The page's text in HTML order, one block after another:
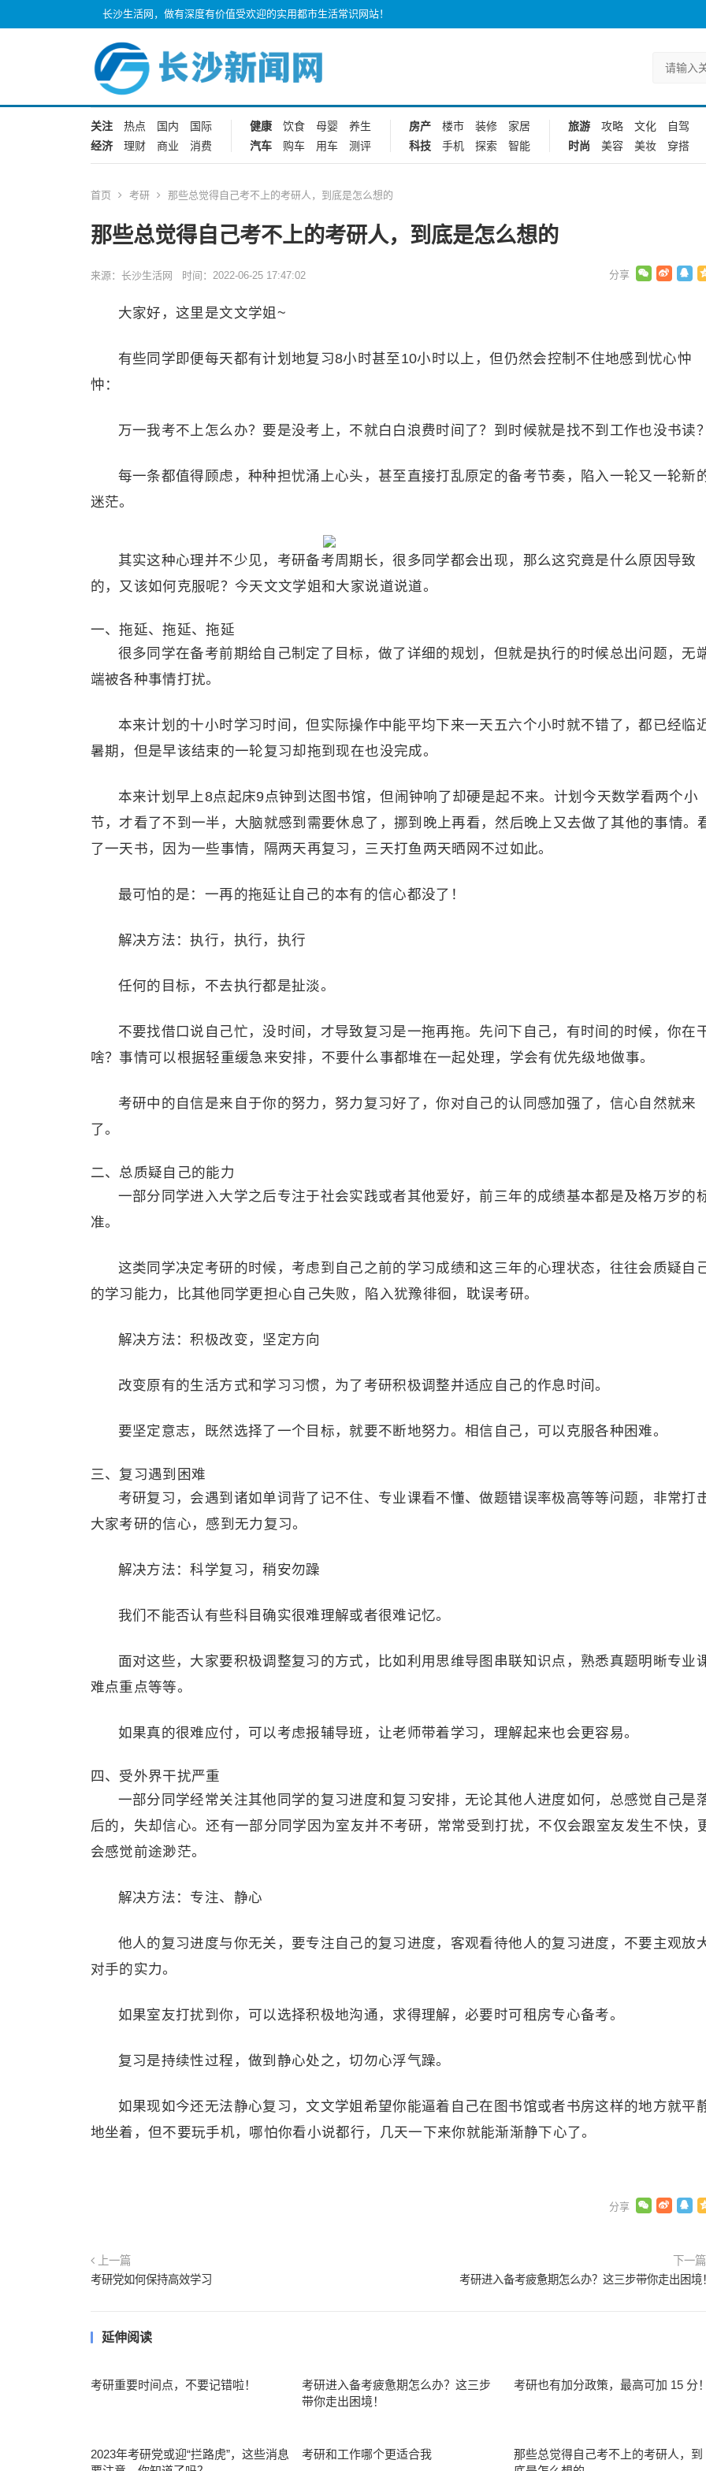
长沙生活网，做有深度有价值受欢迎的实用都市生活常识网站！
关注 热点 国内
国际
经济
理财 商业 消费
健康 饮食 母婴
养生
汽车
购车 用车 测评
房产 楼市 装修
家居
科技
手机 探索 智能
旅游 攻略 文化
自驾
时尚
美容 美妆 穿搭
首页 考研 那些总觉得自己考不上的考研人，到底是怎么想的
那些总觉得自己考不上的考研人，到底是怎么想的
来源：长沙生活网 时间：2022-06-25 17:47:02
大家好，这里是文文学姐~
有些同学即便每天都有计划地复习8小时甚至10小时以上，但仍然会控制不住地感到忧心忡
忡：
万一我考不上怎么办？要是没考上，不就白白浪费时间了？到时候就是找不到工作也没书读
每一条都值得顾虑，种种担忧涌上心头，甚至直接打乱原定的备考节奏，陷入一轮又一轮新
迷茫。
其实这种心理并不少见，考研备考周期长，很多同学都会出现，那么这究竟是什么原因导致
的，又该如何克服呢？今天文文学姐和大家说道说道。
一、拖延、拖延、拖延
很多同学在备考前期给自己制定了目标，做了详细的规划，但就是执行的时候总出问题，无
端被各种事情打扰。
本来计划的十小时学习时间，但实际操作中能平均下来一天五六个小时就不错了，都已经临
暑期，但是早该结束的一轮复习却拖到现在也没完成。
本来计划早上8点起床9点钟到达图书馆，但闹钟响了却硬是起不来。计划今天数学看两个小
节，才看了不到一半，大脑就感到需要休息了，挪到晚上再看，然后晚上又去做了其他的事情。
了一天书，因为一些事情，隔两天再复习，三天打鱼两天晒网不过如此。
最可怕的是：一再的拖延让自己的本有的信心都没了！
解决方法：执行，执行，执行
任何的目标，不去执行都是扯淡。
不要找借口说自己忙，没时间，才导致复习是一拖再拖。先问下自己，有时间的时候，你在
啥？事情可以根据轻重缓急来安排，不要什么事都堆在一起处理，学会有优先级地做事。
考研中的自信是来自于你的努力，努力复习好了，你对自己的认同感加强了，信心自然就来
了。
二、总质疑自己的能力
一部分同学进入大学之后专注于社会实践或者其他爱好，前三年的成绩基本都是及格万岁的
准。
这类同学决定考研的时候，考虑到自己之前的学习成绩和这三年的心理状态，往往会质疑自
的学习能力，比其他同学更担心自己失败，陷入犹豫徘徊，耽误考研。
解决方法：积极改变，坚定方向
改变原有的生活方式和学习习惯，为了考研积极调整并适应自己的作息时间。
要坚定意志，既然选择了一个目标，就要不断地努力。相信自己，可以克服各种困难。
三、复习遇到困难
考研复习，会遇到诸如单词背了记不住、专业课看不懂、做题错误率极高等等问题，非常打
大家考研的信心，感到无力复习。
解决方法：科学复习，稍安勿躁
我们不能否认有些科目确实很难理解或者很难记忆。
面对这些，大家要积极调整复习的方式，比如利用思维导图串联知识点，熟悉真题明晰专业
难点重点等等。
如果真的很难应付，可以考虑报辅导班，让老师带着学习，理解起来也会更容易。
四、受外界干扰严重
一部分同学经常关注其他同学的复习进度和复习安排，无论其他人进度如何，总感觉自己是
后的，失却信心。还有一部分同学因为室友并不考研，常常受到打扰，不仅会跟室友发生不快，
会感觉前途渺茫。
解决方法：专注、静心
他人的复习进度与你无关，要专注自己的复习进度，客观看待他人的复习进度，不要主观放
对手的实力。
如果室友打扰到你，可以选择积极地沟通，求得理解，必要时可租房专心备考。
复习是持续性过程，做到静心处之，切勿心浮气躁。
如果现如今还无法静心复习，文文学姐希望你能逼着自己在图书馆或者书房这样的地方就平
地坐着，但不要玩手机，哪怕你看小说都行，几天一下来你就能渐渐静下心了。
上一篇
考研党如何保持高效学习
下一
考研进入备考疲惫期怎么办？这三步带你走出困境
延伸阅读
考研重要时间点，不要记错啦！
考研进入备考疲惫期怎么办？这三步
带你走出困境！
考研也有加分政策，最高可加 15 分
2023年考研党或迎“拦路虎”，这些消息
考研和工作哪个更适合我
那些总觉得自己考不上的考研人，到